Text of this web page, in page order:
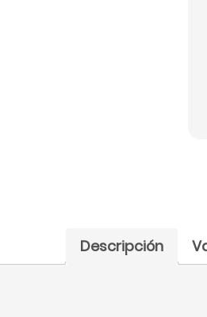
Descripción